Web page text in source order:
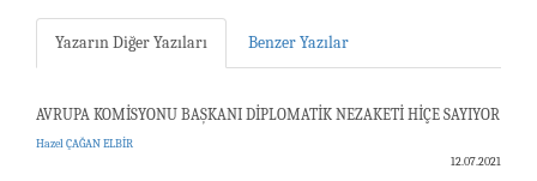
Yazarın Diğer Yazıları Benzer Yazılar
AVRUPA KOMİSYONU BAŞKANI DİPLOMATİK NEZAKETİ HİÇE SAYIYOR
Hazel ÇAĞAN ELBİR
12.07.2021